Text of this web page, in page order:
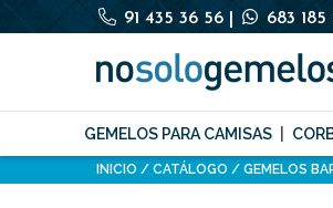
91 435 36 56 683 185
GEMELOS PARA CAMISAS
INICIO CATÁLOGO GEMELOS